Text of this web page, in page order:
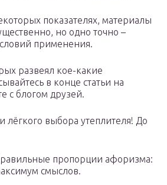
показателях, материалы
но одно точно –
применения.
развеял кое-какие
в конце статьи на
с блогом друзей.
выбора утеплителя! До
пропорции афоризма:
смыслов.